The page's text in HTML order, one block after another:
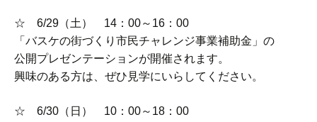
プ
☆ 6/29（土） 14：00～16：00
「バスケの街づくり市民チャレンジ事業補助金」の
公開プレゼンテーションが開催されます。
興味のある方は、ぜひ見学にいらしてください。
☆ 6/30（日） 10：00～18：00